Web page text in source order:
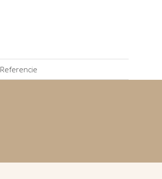
Referencie